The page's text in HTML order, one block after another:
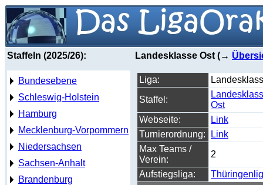
Staffeln (2025/26):
Bundesebene
Schleswig-Holstein
Hamburg
Mecklenburg-Vorpommern
Niedersachsen
Sachsen-Anhalt
Brandenburg
Landesklasse Ost (→
Liga:
Staffel:
Ost
Webseite:
Link
Turnierordnung:
Link
Max Teams /
Verein:
2
Aufstiegsliga: